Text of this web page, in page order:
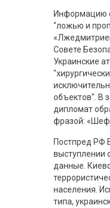
Информацию
"ложью и
Совете
Украинские
объектов". В
дипломат
фразой:
Постпред РФ
выступлении
данные.
населения.
типа,